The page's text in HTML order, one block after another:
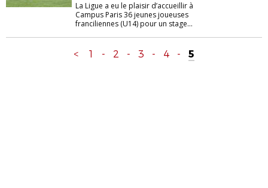
La Ligue a eu le plaisir d’accueillir à
Campus Paris 36 jeunes joueuses
franciliennes (U14) pour un stage...
< 1 - 2 - 3 - 4 - 5